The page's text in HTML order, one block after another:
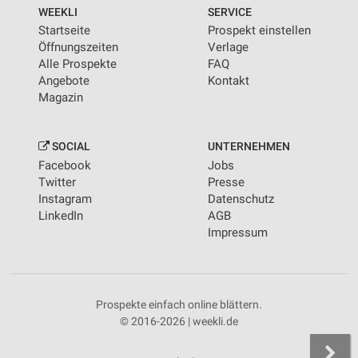
WEEKLI
Startseite
Öffnungszeiten
Alle Prospekte
Angebote
Magazin
SERVICE
Prospekt einstellen
Verlage
FAQ
Kontakt
SOCIAL
Facebook
Twitter
Instagram
LinkedIn
UNTERNEHMEN
Jobs
Presse
Datenschutz
AGB
Impressum
Prospekte einfach online blättern.
© 2016-2026 | weekli.de
von Inhalten
Verwendung von Profilen zur Auswahl
personalisierter Inhalte
Messung der Werbeleistung
Analyse von Zielgruppen durch Statistiken oder
Kombinationen von Daten aus verschiedenen
Quellen
Entwicklung und Verbesserung der Angebote
Verwendung genauer Standortdaten